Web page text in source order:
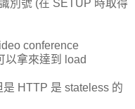
別號 (在 SETUP 時取得
conference
以拿來達到 load
HTTP 是 stateless 的